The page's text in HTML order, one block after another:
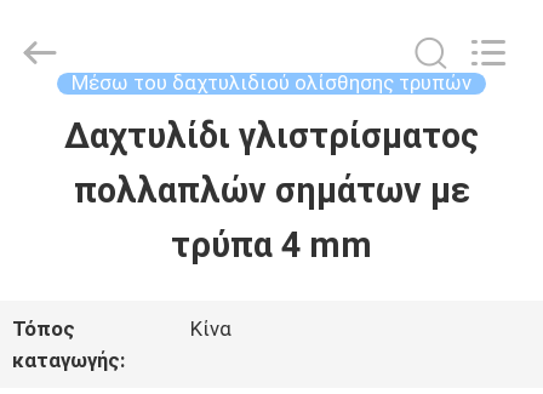
ΣΠΊΤΙ
ΕΜΦΆΝΙΣΗ
VR
Electronics
Μέσω του δαχτυλιδιού ολίσθησης τρυπών
Δαχτυλίδι γλιστρίσματος
πολλαπλών σημάτων με
τρύπα 4 mm
Τόπος
καταγωγής:
Κίνα